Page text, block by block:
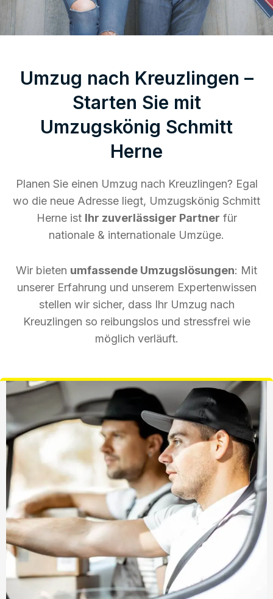
Umzug nach Kreuzlingen –
Starten Sie mit
Umzugskönig Schmitt
Herne
Planen Sie einen Umzug nach Kreuzlingen? Egal
wo die neue Adresse liegt, Umzugskönig Schmitt
Herne ist Ihr zuverlässiger Partner für
nationale & internationale Umzüge.
Wir bieten umfassende Umzugslösungen: Mit
unserer Erfahrung und unserem Expertenwissen
stellen wir sicher, dass Ihr Umzug nach
Kreuzlingen so reibungslos und stressfrei wie
möglich verläuft.